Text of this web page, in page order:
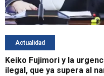
Actualidad
Keiko Fujimori y la
ilegal, que ya supera al